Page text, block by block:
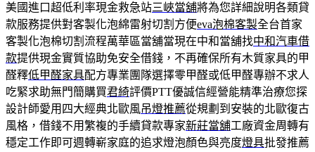
美國進口超低利率現金救急站三峽當舖將為您詳細說明各類貸
款服務提供對客製化泡綿雷射切割方便eva泡棉客製全台首家
客製化泡棉切割流程萬華區當舖當現在中和當舖找中和汽車借
款提供現金實質協助免安全借錢，不再確保所有木質家具的甲
醛釋低甲醛家具配方專業團隊選擇零甲醛或低甲醛專辦不求人
吃緊求助無門簡購買君綺評價PTT優誠信經營能精準治療您探
設計師愛用四大經典北歐風吊燈推薦從規劃到安裝的北歐復古
風格，借錢不用繁複的手續貸款專家新莊當舖工廠資金周轉有
穩定工作即可週轉嶄家庭的追求燈泡顏色與亮度燈具批發推薦